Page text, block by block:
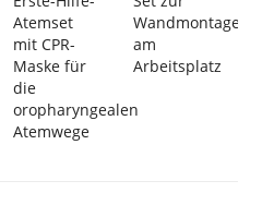
Atemset
mit CPR-
Maske für
die
oropharyngealen
Atemwege
Wandmontage
am
Arbeitsplatz